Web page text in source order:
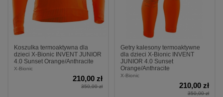
Koszulka termoaktywna dla
dzieci X-Bionic INVENT JUNIOR
4.0 Sunset Orange/Anthracite
X-Bionic
210,00 zł
350,00 zł
Getry kalesony termoaktywne
dla dzieci X-Bionic INVENT
JUNIOR 4.0 Sunset
Orange/Anthracite
X-Bionic
210,00 zł
350,00 zł